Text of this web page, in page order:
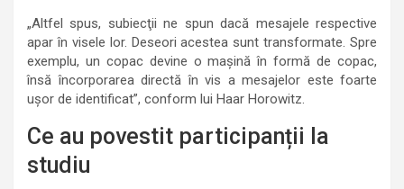
„Altfel spus, subiecţii ne spun dacă mesajele respective
apar în visele lor. Deseori acestea sunt transformate. Spre
exemplu, un copac devine o maşină în formă de copac,
însă încorporarea directă în vis a mesajelor este foarte
uşor de identificat”, conform lui Haar Horowitz.
Ce au povestit participanții la
studiu